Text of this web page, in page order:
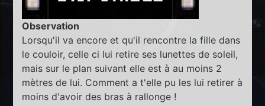
Observation
Lorsqu'il va encore et qu'il rencontre la fille dans
le couloir, celle ci lui retire ses lunettes de soleil,
mais sur le plan suivant elle est à au moins 2
mètres de lui. Comment a t'elle pu les lui retirer à
moins d'avoir des bras à rallonge !